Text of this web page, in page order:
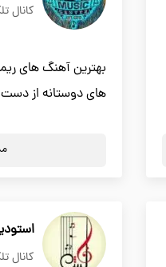
کانال
بهترین آهنگ های
های دوستانه از
کانال